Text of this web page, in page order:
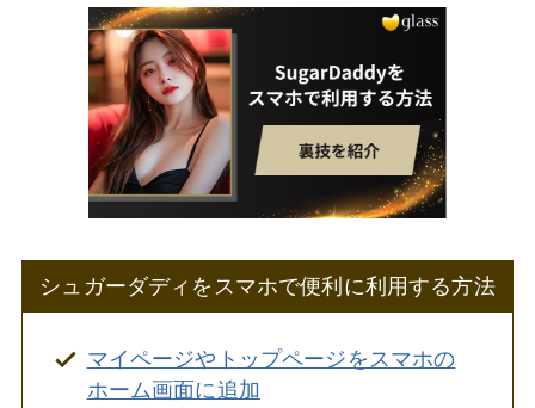
シュガーダディをスマホで便利に利用する方法
マイページやトップページをスマホの
ホーム画面に追加